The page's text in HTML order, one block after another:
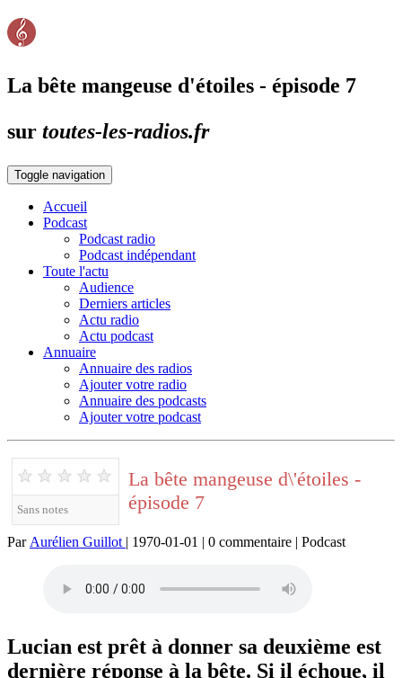
La bête mangeuse d'étoiles - épisode 7
sur toutes-les-radios.fr
Toggle navigation
Accueil
Podcast
Podcast radio
Podcast indépendant
Toute l'actu
Audience
Derniers articles
Actu radio
Actu podcast
Annuaire
Annuaire des radios
Ajouter votre radio
Annuaire des podcasts
Ajouter votre podcast
★ ★ ★ ★ ★
Sans notes
La bête mangeuse d\'étoiles -
épisode 7
Par Aurélien Guillot | 1970-01-01 | 0 commentaire | Podcast
Lucian est prêt à donner sa deuxième est
dernière réponse à la bête. Si il échoue, il